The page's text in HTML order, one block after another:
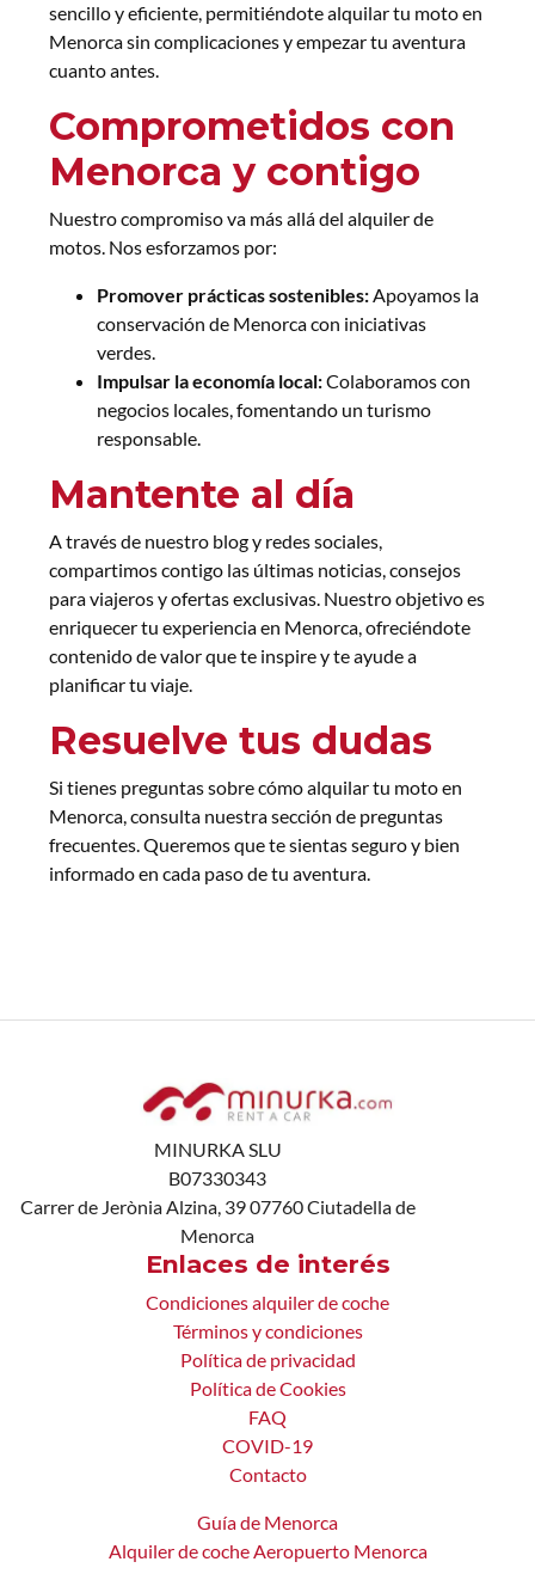
sencillo y eficiente, permitiéndote alquilar tu moto en
Menorca sin complicaciones y empezar tu aventura
cuanto antes.
Comprometidos con
Menorca y contigo
Nuestro compromiso va más allá del alquiler de
motos. Nos esforzamos por:
Promover prácticas sostenibles:Apoyamos la
conservación de Menorca con iniciativas
verdes.
Impulsar la economía local:Colaboramos con
negocios locales, fomentando un turismo
responsable.
Mantente al día
A través de nuestro blog y redes sociales,
compartimos contigo las últimas noticias, consejos
para viajeros y ofertas exclusivas. Nuestro objetivo es
enriquecer tu experiencia en Menorca, ofreciéndote
contenido de valor que te inspire y te ayude a
planificar tu viaje.
Resuelve tus dudas
Si tienes preguntas sobre cómo alquilar tu moto en
Menorca, consulta nuestra sección de preguntas
frecuentes. Queremos que te sientas seguro y bien
informado en cada paso de tu aventura.
MINURKA SLU
B07330343
Carrer de Jerònia Alzina, 39 07760 Ciutadella de
Menorca
Enlaces de interés
Condiciones alquiler de coche
Términos y condiciones
Política de privacidad
Política de Cookies
FAQ
COVID-19
Contacto
Guía de Menorca
Alquiler de coche Aeropuerto Menorca